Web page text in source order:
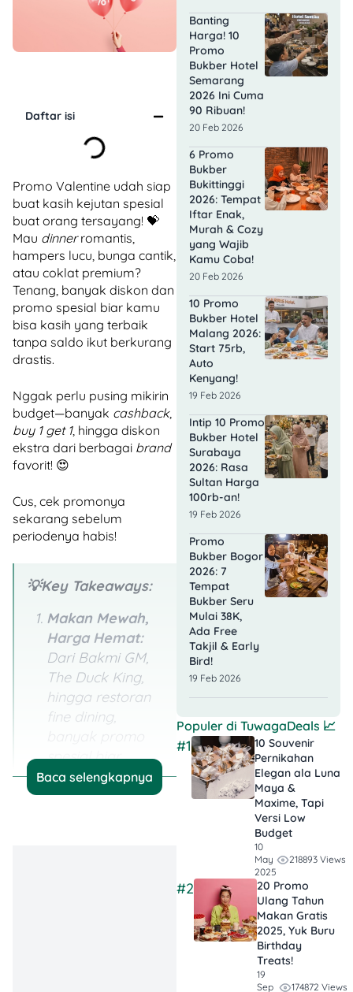
Daftar isi
Promo Valentine udah siap
buat kasih kejutan spesial
buat orang tersayang! 💝
Mau dinnerromantis,
hampers lucu, bunga cantik,
atau coklat premium?
Tenang, banyak diskon dan
promo spesial biar kamu
bisa kasih yang terbaik
tanpa saldo ikut berkurang
drastis.
Nggak perlu pusing mikirin
budget—banyak cashback,
buy 1 get 1, hingga diskon
ekstra dari berbagai brand
favorit! 😍
Cus, cek promonya
sekarang sebelum
periodenya habis!
💡Key Takeaways:
Makan Mewah,
Harga Hemat:
Dari Bakmi GM,
The Duck King,
hingga restoran
fine dining,
spesial biar
dinner
romantismu
Baca selengkapnya
Banting
Harga! 10
Promo
Bukber Hotel
Semarang
2026 Ini Cuma
90 Ribuan!
20 Feb 2026
6 Promo
Bukber
Bukittinggi
2026: Tempat
Iftar Enak,
Murah & Cozy
yang Wajib
Kamu Coba!
20 Feb 2026
10 Promo
Bukber Hotel
Malang 2026:
Start 75rb,
Auto
Kenyang!
19 Feb 2026
Intip 10 Promo
Bukber Hotel
Surabaya
2026: Rasa
Sultan Harga
100rb-an!
19 Feb 2026
Promo
Bukber Bogor
2026: 7
Tempat
Bukber Seru
Mulai 38K,
Ada Free
Takjil & Early
Bird!
19 Feb 2026
Populer di TuwagaDeals 📈
#1
10 Souvenir
Pernikahan
Elegan ala Luna
Maya &
Maxime, Tapi
Versi Low
Budget
10
May
2025
218893 Views
#2
20 Promo
Ulang Tahun
Makan Gratis
2025, Yuk Buru
Birthday
Treats!
19
Sep
174872 Views